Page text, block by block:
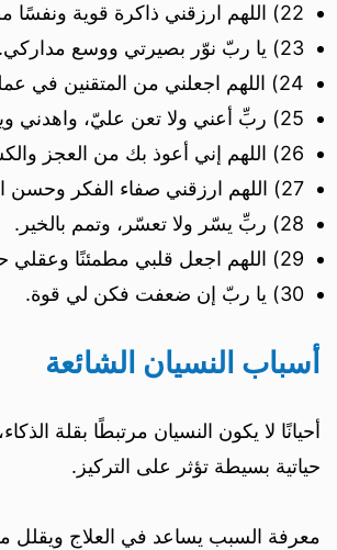
22) اللهم ارزقني ذاكرة قوية ونفسًا مطمئنة.
23) يا ربّ نوّر بصيرتي ووسع مداركي.
24) اللهم اجعلني من المتقنين في عملي ودراستي.
25) ربِّ أعني ولا تعن عليّ، واهدني ويسر الهدى لي.
26) اللهم إني أعوذ بك من العجز والكسل.
27) اللهم ارزقني صفاء الفكر وحسن التدبير.
28) ربِّ يسّر ولا تعسّر، وتمم بالخير.
29) اللهم اجعل قلبي مطمئنًا وعقلي حاضرًا.
30) يا ربّ إن ضعفت فكن لي قوة.
أسباب النسيان الشائعة
أحيانًا لا يكون النسيان مرتبطًا بقلة
حياتية بسيطة تؤثر على التركيز.
معرفة السبب يساعد في العلاج ويقلل